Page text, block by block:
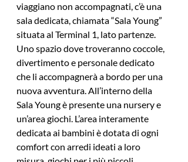
viaggiano non accompagnati, c’è una
sala dedicata, chiamata “Sala Young”
situata al Terminal 1, lato partenze.
Uno spazio dove troveranno coccole,
divertimento e personale dedicato
che li accompagnerà a bordo per una
nuova avventura. All’interno della
Sala Young è presente una nursery e
un’area giochi. L’area interamente
dedicata ai bambini è dotata di ogni
comfort con arredi ideati a loro